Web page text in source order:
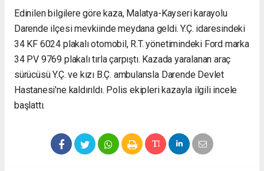
Edinilen bilgilere göre kaza, Malatya-Kayseri karayolu
Darende ilçesi mevkiinde meydana geldi. Y.Ç. idaresindeki
34 KF 6024 plakalı otomobil, R.T. yönetimindeki Ford marka
34 PV 9769 plakalı tırla çarpıştı. Kazada yaralanan araç
sürücüsü Y.Ç. ve kızı B.Ç. ambulansla Darende Devlet
Hastanesi'ne kaldırıldı. Polis ekipleri kazayla ilgili incele
başlattı.